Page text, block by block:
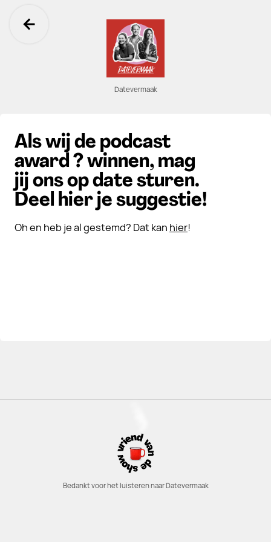
Ga terug
Datevermaak
Als wij de podcast
award ? winnen, mag
jij ons op date sturen.
Deel hier je suggestie!
Oh en heb je al gestemd? Dat kan hier!
Bedankt voor het luisteren naar Datevermaak